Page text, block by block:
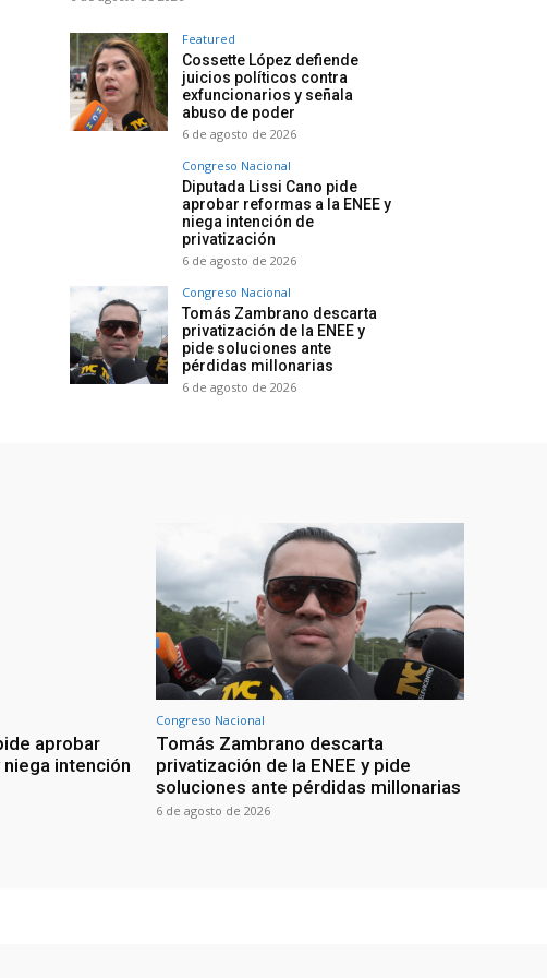
Featured
Cossette López defiende
juicios políticos contra
exfuncionarios y señala
abuso de poder
6 de agosto de 2026
Congreso Nacional
Diputada Lissi Cano pide
aprobar reformas a la ENEE y
niega intención de
privatización
6 de agosto de 2026
Congreso Nacional
Tomás Zambrano descarta
privatización de la ENEE y
pide soluciones ante
pérdidas millonarias
6 de agosto de 2026
aprobar
niega intención
Congreso Nacional
Tomás Zambrano descarta
privatización de la ENEE y pide
soluciones ante pérdidas millonarias
6 de agosto de 2026